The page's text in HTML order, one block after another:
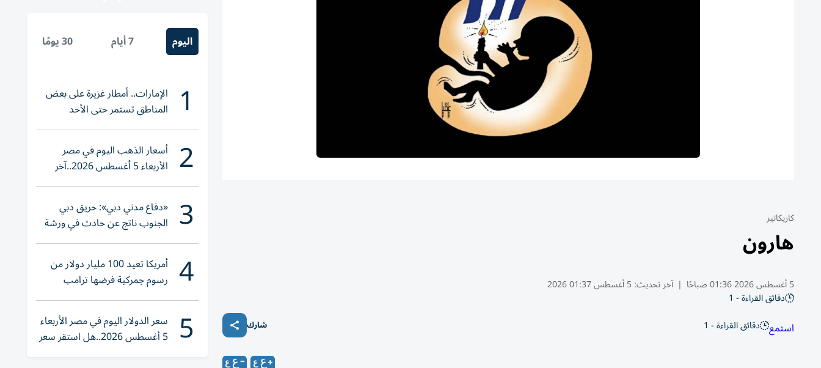
كاريكاتير
هارون
5 أغسطس 2026 01:36 صباحًا | آخر تحديث:5 أغسطس 01:37 2026
دقائق القراءة - 1
استمع دقائق القراءة - 1 شارك
اليوم 7 أيام 30 يومًا
1 الإمارات.. أمطار غزيرة على بعض
المناطق تستمر حتى الأحد
2 أسعار الذهب اليوم في مصر
الأربعاء 5 أغسطس 2026..آخر
تحديث لعيار 21
3 «دفاع مدني دبي»: حريق دبي
الجنوب ناتج عن حادث في ورشة
ولا إصابات
4 أمريكا تعيد 100 مليار دولار من
رسوم جمركية فرضها ترامب
5 سعر الدولار اليوم في مصر الأربعاء
5 أغسطس 2026..هل استقر سعر